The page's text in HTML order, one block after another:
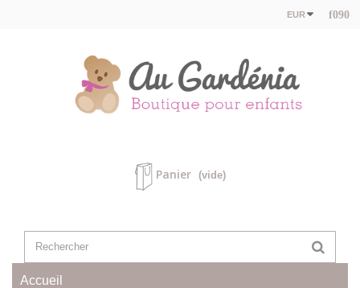
EUR
Panier (vide)
Accueil